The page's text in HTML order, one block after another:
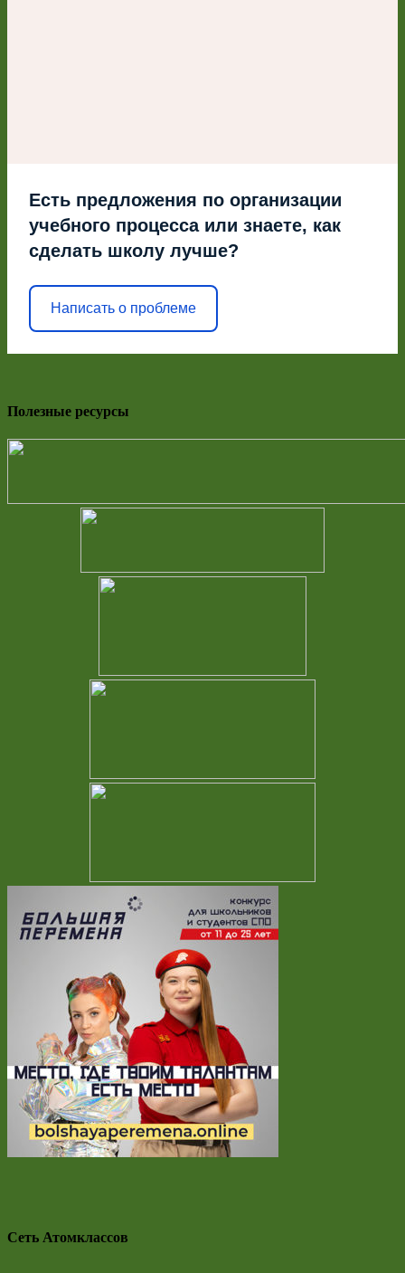
Есть предложения по организации
учебного процесса или знаете, как
сделать школу лучше?
Написать о проблеме
Полезные ресурсы
Сеть Атомклассов